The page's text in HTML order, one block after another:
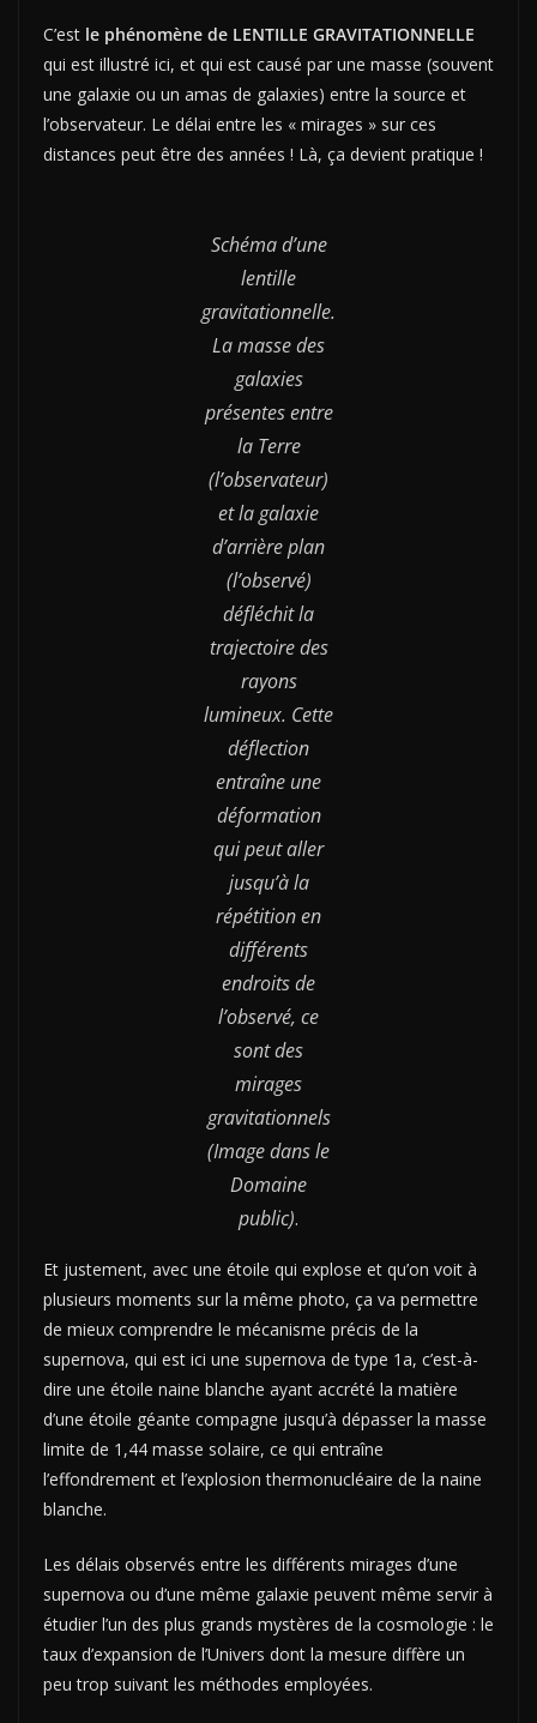
C’est le phénomène de LENTILLE GRAVITATIONNELLE
qui est illustré ici, et qui est causé par une masse (souvent
une galaxie ou un amas de galaxies) entre la source et
l’observateur. Le délai entre les « mirages » sur ces
distances peut être des années ! Là, ça devient pratique !
Schéma d’une
lentille
gravitationnelle.
La masse des
galaxies
présentes entre
la Terre
(l’observateur)
et la galaxie
d’arrière plan
(l’observé)
défléchit la
trajectoire des
rayons
lumineux. Cette
déflection
entraîne une
déformation
qui peut aller
jusqu’à la
répétition en
différents
endroits de
l’observé, ce
sont des
mirages
gravitationnels
(Image dans le
Domaine
public).
Et justement, avec une étoile qui explose et qu’on voit à
plusieurs moments sur la même photo, ça va permettre
de mieux comprendre le mécanisme précis de la
supernova, qui est ici une supernova de type 1a, c’est-à-
dire une étoile naine blanche ayant accrété la matière
d’une étoile géante compagne jusqu’à dépasser la masse
limite de 1,44 masse solaire, ce qui entraîne
l’effondrement et l’explosion thermonucléaire de la naine
blanche.
Les délais observés entre les différents mirages d’une
supernova ou d’une même galaxie peuvent même servir à
étudier l’un des plus grands mystères de la cosmologie : le
taux d’expansion de l’Univers dont la mesure diffère un
peu trop suivant les méthodes employées.